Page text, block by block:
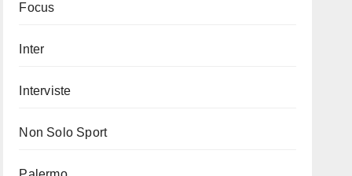
Focus
Inter
Interviste
Non Solo Sport